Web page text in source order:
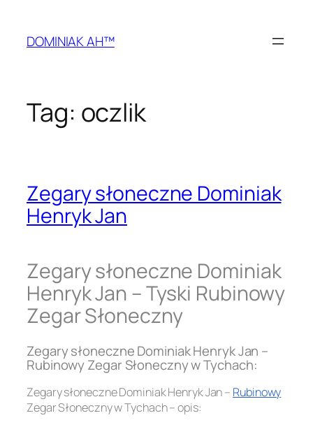
treściDOMINIAK AH™
Tag: oczlik
Zegary słoneczne Dominiak
Henryk Jan
Zegary słoneczne Dominiak
Henryk Jan – Tyski Rubinowy
Zegar Słoneczny
Zegary słoneczne Dominiak Henryk Jan –
Rubinowy Zegar Słoneczny w Tychach:
Zegary słoneczne Dominiak Henryk Jan – Rubinowy
Zegar Słoneczny w Tychach – opis: